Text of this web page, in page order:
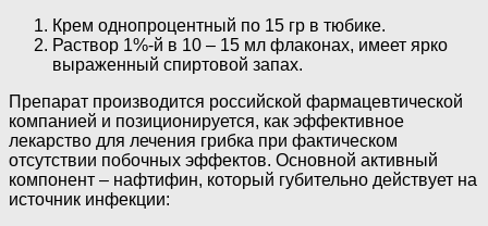
Крем однопроцентный по 15 гр в тюбике.
Раствор 1%-й в 10 – 15 мл флаконах, имеет ярко
выраженный спиртовой запах.
Препарат производится российской фармацевтической
компанией и позиционируется, как эффективное
лекарство для лечения грибка при фактическом
отсутствии побочных эффектов. Основной активный
компонент – нафтифин, который губительно действует на
источник инфекции: